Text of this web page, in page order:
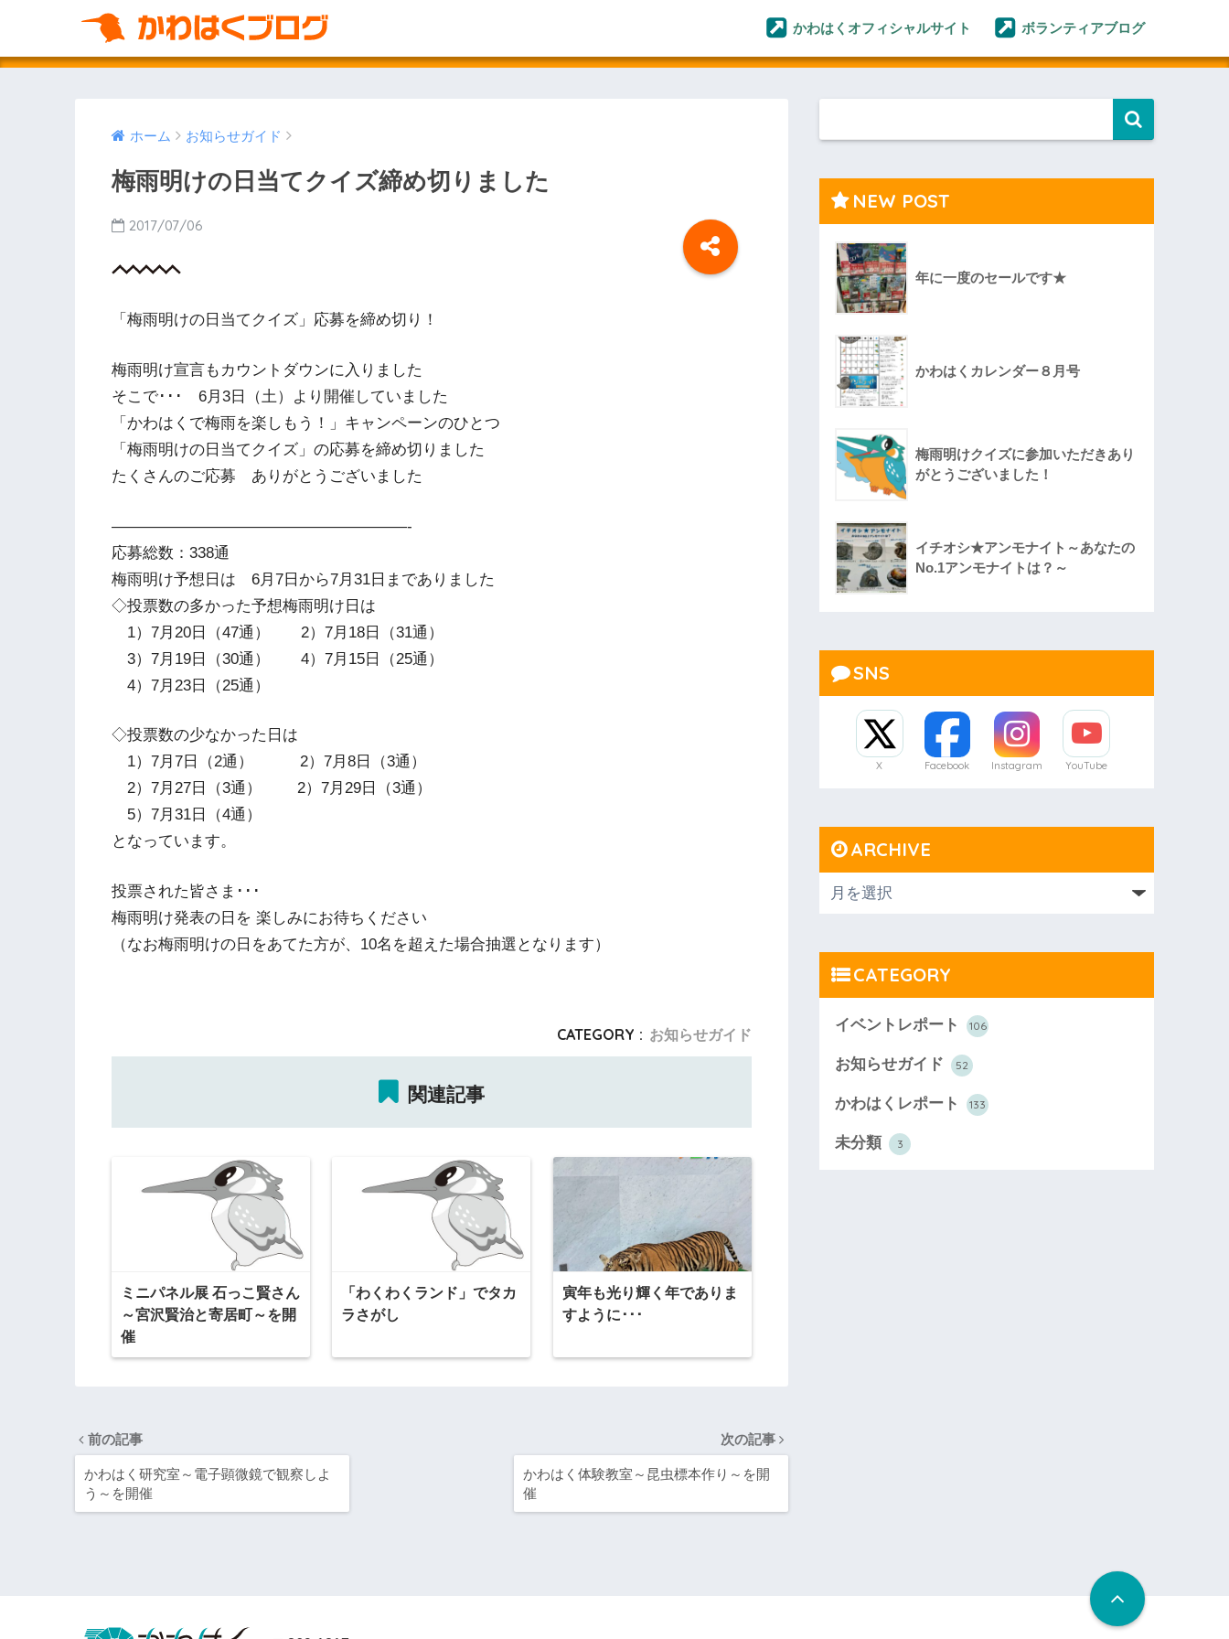
かわはくオフィシャルサイト ボランティアブログ
ホーム お知らせガイド
梅雨明けの日当てクイズ締め切りました
2017/07/06
「梅雨明けの日当てクイズ」応募を締め切り！
梅雨明け宣言もカウントダウンに入りました
そこで･･･ 6月3日（土）より開催していました
「かわはくで梅雨を楽しもう！」キャンペーンのひとつ
「梅雨明けの日当てクイズ」の応募を締め切りました
たくさんのご応募 ありがとうございました
———————————————————-
応募総数：338通
梅雨明け予想日は 6月7日から7月31日までありました
◇投票数の多かった予想梅雨明け日は
1）7月20日（47通） 2）7月18日（31通）
3）7月19日（30通） 4）7月15日（25通）
4）7月23日（25通）
◇投票数の少なかった日は
1）7月7日（2通） 2）7月8日（3通）
2）7月27日（3通） 2）7月29日（3通）
5）7月31日（4通）
となっています。
投票された皆さま･･･
梅雨明け発表の日を 楽しみにお待ちください
（なお梅雨明けの日をあてた方が、10名を超えた場合抽選となります）
CATEGORY : お知らせガイド
関連記事
ミニパネル展 石っこ賢さん
～宮沢賢治と寄居町～を開
催
「わくわくランド」でタカ
ラさがし
寅年も光り輝く年でありま
すように･･･
前の記事
かわはく研究室～電子顕微鏡で観察しよ
う～を開催
次の記事
かわはく体験教室～昆虫標本作り～を開
催
NEW POST
年に一度のセールです★
かわはくカレンダー８月号
梅雨明けクイズに参加いただきあり
がとうございました！
イチオシ★アンモナイト～あなたの
No.1アンモナイトは？～
SNS
X Facebook Instagram YouTube
ARCHIVE
CATEGORY
イベントレポート 106
お知らせガイド 52
かわはくレポート 133
未分類 3